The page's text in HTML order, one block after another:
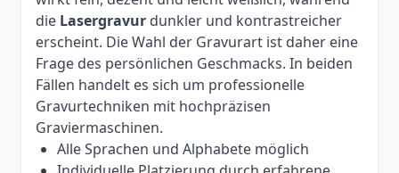
die Lasergravur dunkler und kontrastreicher
erscheint. Die Wahl der Gravurart ist daher eine
Frage des persönlichen Geschmacks. In beiden
Fällen handelt es sich um professionelle
Gravurtechniken mit hochpräzisen
Graviermaschinen.
Alle Sprachen und Alphabete möglich